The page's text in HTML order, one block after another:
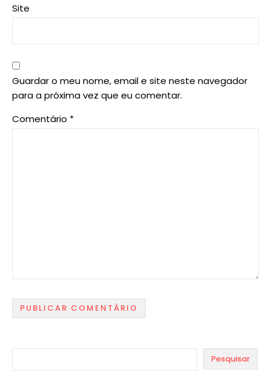
Site
Guardar o meu nome, email e site neste navegador
para a próxima vez que eu comentar.
Comentário *
Pesquisar